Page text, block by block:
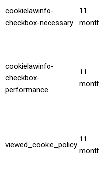
cookielawinfo-
checkbox-necessary
11
cookielawinfo-
checkbox-
performance
11
viewed_cookie_policy
11